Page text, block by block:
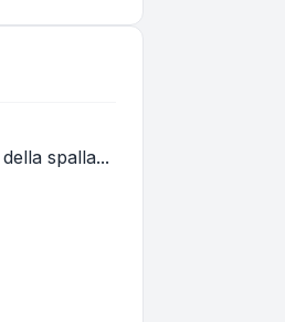
spalla...